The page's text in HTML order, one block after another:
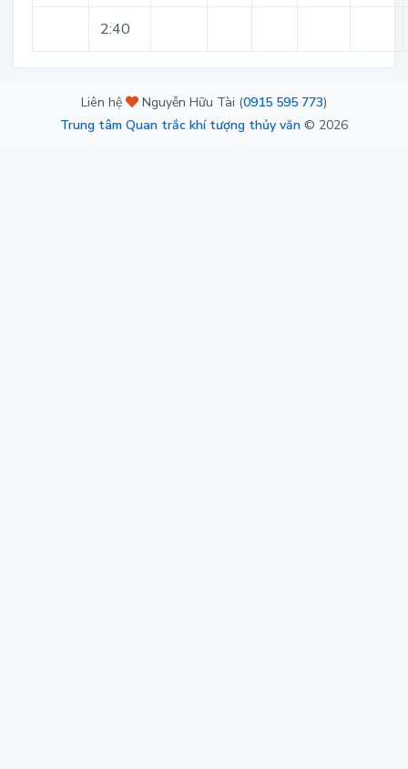
2:40
Liên hệ Nguyễn Hữu Tài (0915 595 773)
Trung tâm Quan trắc khí tượng thủy văn © 2026